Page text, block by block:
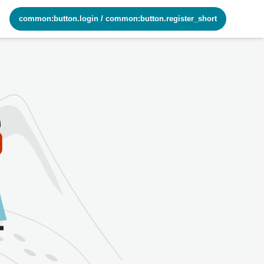
common:button.login / common:button.register_short